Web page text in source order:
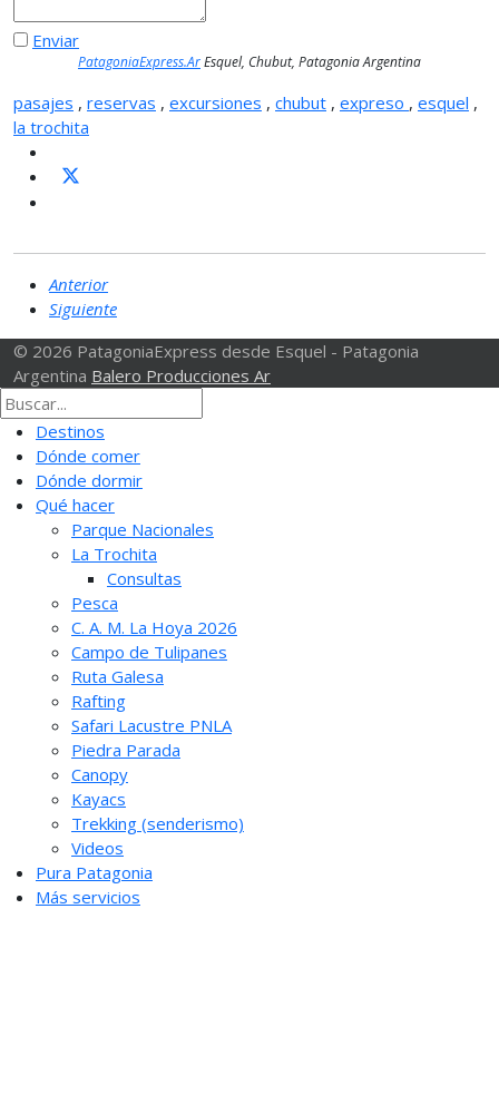
Enviar
PatagoniaExpress.ArEsquel, Chubut, Patagonia Argentina
pasajes , reservas , excursiones , chubut , expreso , esquel ,
la trochita
Anterior
Siguiente
© 2026 PatagoniaExpress desde Esquel - Patagonia
Argentina Balero Producciones Ar
Destinos
Dónde comer
Dónde dormir
Qué hacer
Parque Nacionales
La Trochita
Consultas
Pesca
C. A. M. La Hoya 2026
Campo de Tulipanes
Ruta Galesa
Rafting
Safari Lacustre PNLA
Piedra Parada
Canopy
Kayacs
Trekking (senderismo)
Videos
Pura Patagonia
Más servicios